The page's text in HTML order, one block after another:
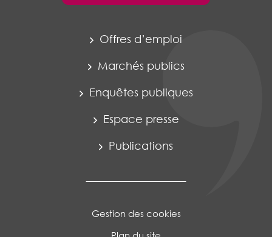
Offres d’emploi
Marchés publics
Enquêtes publiques
Espace presse
Publications
Gestion des cookies